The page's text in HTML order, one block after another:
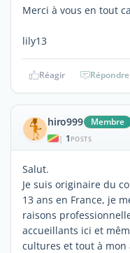
Merci à vous en tout
lily13
Réagir Répondre
hiro999 Membre
| 1 POSTS
Salut.
Je suis originaire du
13 ans en France, je
raisons
accueillants ici et
cultures et tout à mon